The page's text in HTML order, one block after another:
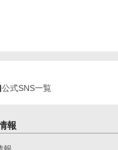
公式SNS一覧
報